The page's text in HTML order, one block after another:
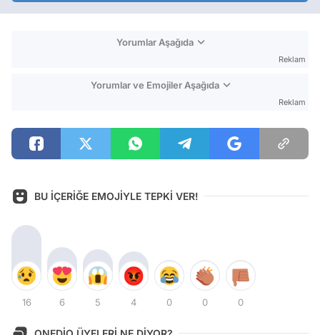
Yorumlar Aşağıda
Reklam
Yorumlar ve Emojiler Aşağıda
Reklam
BU İÇERİĞE EMOJİYLE TEPKİ VER!
16 6 5 4 0 0 0